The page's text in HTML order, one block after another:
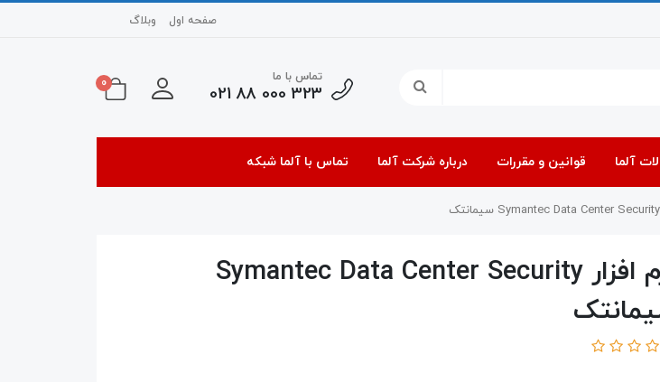
صفحه اول وبلاگ
تماس با ما
323 000 88 021
0
آلما قوانین و مقررات درباره شرکت آلما تماس با آلما شبکه
نرم افزار Symantec Data Center Security